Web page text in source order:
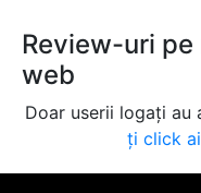
Review-uri
web
Doar userii logați au
ți click